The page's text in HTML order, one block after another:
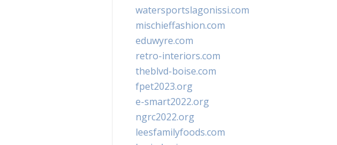
watersportslagonissi.com
mischieffashion.com
eduwyre.com
retro-interiors.com
theblvd-boise.com
fpet2023.org
e-smart2022.org
ngrc2022.org
leesfamilyfoods.com